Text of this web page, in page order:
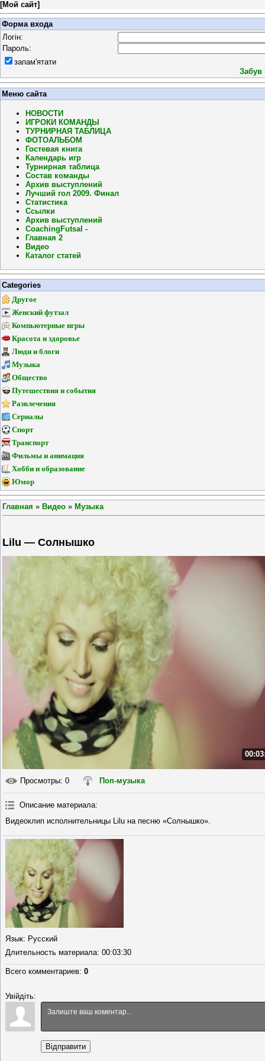
[Мой сайт]
Форма входа
Логін:
Пароль:
запам'ятати
Забув
Меню сайта
НОВОСТИ
ИГРОКИ КОМАНДЫ
ТУРНИРНАЯ ТАБЛИЦА
ФОТОАЛЬБОМ
Гостевая книга
Календарь игр
Турнирная таблица
Состав команды
Архив выступлений
Лучший гол 2009. Финал
Статистика
Ссылки
Архив выступлений
CoachingFutsal -
Главная 2
Видео
Каталог статей
Categories
Другое
Женский футзал
Компьютерные игры
Красота и здоровье
Люди и блоги
Музыка
Общество
Путешествия и события
Развлечения
Сериалы
Спорт
Транспорт
Фильмы и анимация
Хобби и образование
Юмор
Главная » Видео » Музыка
Lilu — Солнышко
Просмотры: 0 Поп-музыка
Описание материала:
Видеоклип исполнительницы Lilu на песню «Солнышко».
Язык: Русский
Длительность материала: 00:03:30
Всего комментариев: 0
Увійдіть:
Відправити